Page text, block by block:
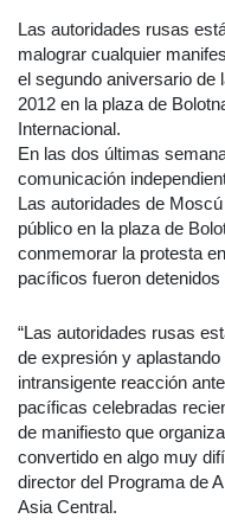
Las autoridades rusas
malograr cualquier
el segundo aniversario de
2012 en la plaza de
Internacional.
En las dos últimas
comunicación
Las autoridades de
público en la plaza de
conmemorar la protesta
pacíficos fueron
“Las autoridades rusas
de expresión y
intransigente reacción
pacíficas celebradas
de manifiesto que
convertido en algo muy
director del Programa de
Asia Central.